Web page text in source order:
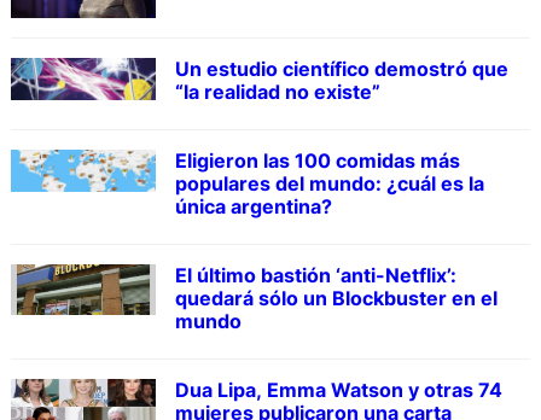
Un estudio científico demostró que
“la realidad no existe”
Eligieron las 100 comidas más
populares del mundo: ¿cuál es la
única argentina?
El último bastión ‘anti-Netflix’:
quedará sólo un Blockbuster en el
mundo
Dua Lipa, Emma Watson y otras 74
mujeres publicaron una carta